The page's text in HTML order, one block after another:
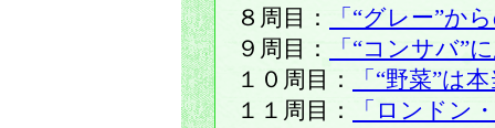
８周目：
「“グレー”か
９周目：
「“コンサバ”
１０周目：
「“野菜”は
１１周目：
「ロンドン